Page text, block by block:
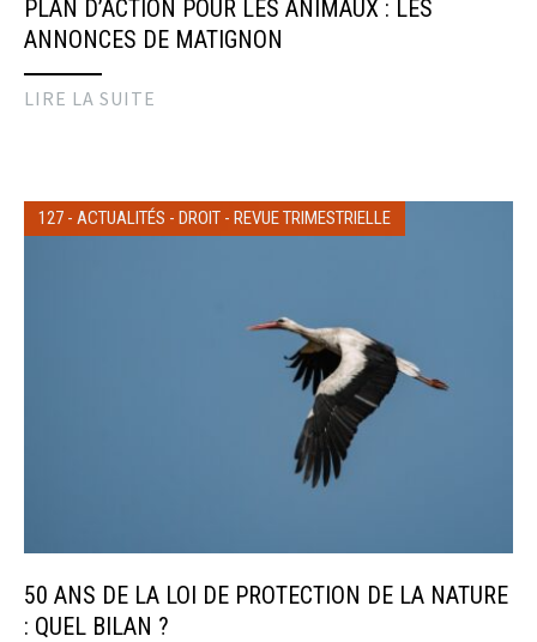
PLAN D’ACTION POUR LES ANIMAUX : LES
ANNONCES DE MATIGNON
LIRE LA SUITE
127 - ACTUALITÉS - DROIT - REVUE TRIMESTRIELLE
50 ANS DE LA LOI DE PROTECTION DE LA NATURE
: QUEL BILAN ?